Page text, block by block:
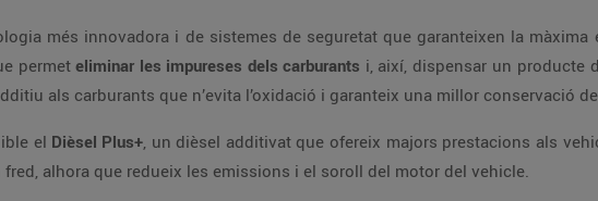
permet eliminar les impureses dels carburants i, així, dispensar un producte de més qualitat que manté
el vehicle en millors condicions. A més, inclou un additiu als carburants que n’evita l’oxidació i garanteix una
ha disponible el Dièsel Plus+, un dièsel additivat que ofereix majors prestacions als vehicles; millora la combustió,
aporta més potència al motor, facilita l’arrencada en fred, alhora que redueix les emissions i el soroll del motor del vehicle.